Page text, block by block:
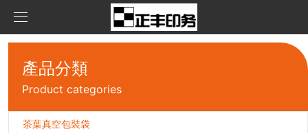
產品中心
茶葉真空包裝袋
新聞資訊
產品分類
Product categories
茶葉真空包裝袋